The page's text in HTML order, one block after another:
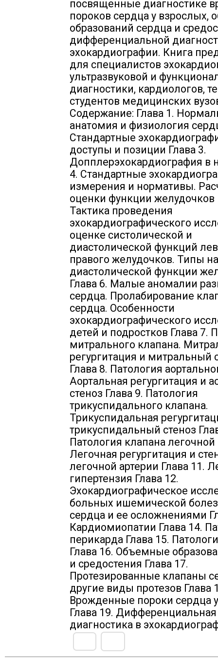
посвященные диагностике
пороков сердца у взрослых,
образований сердца и
дифференциальной
эхокардиографии. Книга
для специалистов
ультразвуковой и
диагностики, кардиологов,
студентов медицинских
Содержание: Глава 1.
анатомия и физиология
Стандартные
доступы и позиции Глава 3.
Допплерэхокардиография в
4. Стандартные
измерения и нормативы.
оценки функции желудочков
Тактика проведения
эхокардиографического
оценке систолической и
диастолической функций
правого желудочков. Типы
диастолической функции
Глава 6. Малые аномалии
сердца. Пролабирование
сердца. Особенности
эхокардиографического
детей и подростков Глава 7.
митрального клапана.
регургитация и митральный
Глава 8. Патология
Аортальная регургитация и
стеноз Глава 9. Патология
трикуспидального клапана.
Трикуспидальная
трикуспидальный стеноз
Патология клапана легочной
Легочная регургитация и
легочной артерии Глава 11.
гипертензия Глава 12.
Эхокардиографическое
больных ишемической
сердца и ее осложнениями
Кардиомиопатии Глава 14.
перикарда Глава 15.
Глава 16. Объемные
и средостения Глава 17.
Протезированные клапаны
другие виды протезов Глава
Врожденные пороки сердца
Глава 19. Дифференциальная
диагностика в